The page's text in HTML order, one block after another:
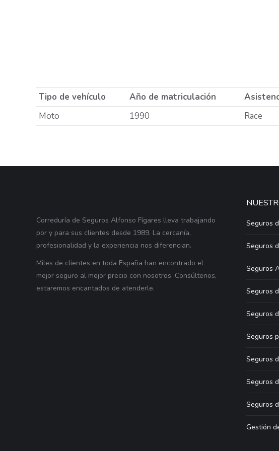
Tipo de vehículo Año de matriculación
Moto
1990 Race
Correduría de Seguros Alfonso Fígares lleva trabajando
por y para sus clientes desde 1989. La cercanía,
profesionalidad y la experiencia nos diferencian.
Miles de clientes en toda España han encontrado el
mejor seguro al mejor precio con nosotros. Consúltenos,
estaremos encantados de atenderle.
Seguros
Seguros
Seguros
Seguros
Seguros
Seguros
Seguros
Seguros
Seguros
Gestión